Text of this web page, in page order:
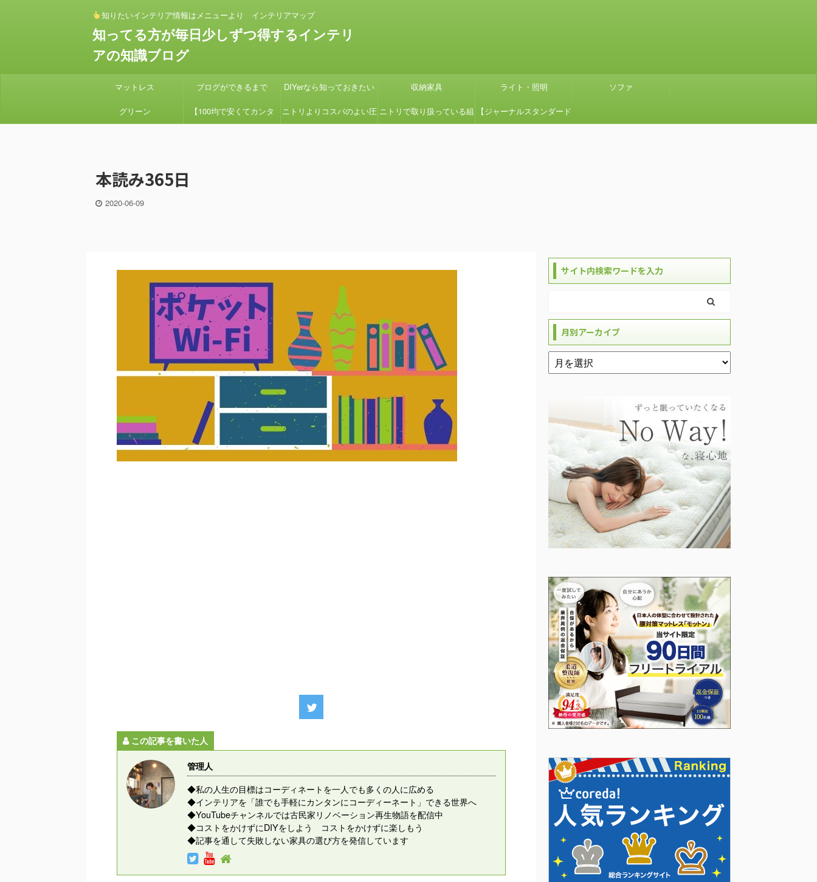
知りたいインテリア情報はメニューより インテリアマップ
知ってる方が毎日少しずつ得するインテリ
アの知識ブログ
マットレス ブログができるまで DIYerなら知っておきたい 収納家具 ライト・照明 ソファ
グリーン 【100均で安くてカンタ ニトリよりコスパのよい圧 ニトリで取り扱っている組 【ジャーナルスタンダード
本読み365日
2020-06-09
この記事を書いた人
管理人
◆私の人生の目標はコーディネートを一人でも多くの人に広める
◆インテリアを「誰でも手軽にカンタンにコーディーネート」できる世界へ
◆YouTubeチャンネルでは古民家リノベーション再生物語を配信中
◆コストをかけずにDIYをしよう コストをかけずに楽しもう
◆記事を通して失敗しない家具の選び方を発信しています
サイト内検索ワードを入力
月別アーカイブ